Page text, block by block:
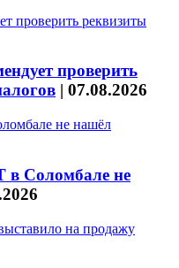
проверить
| 07.08.2026
в Соломбале не